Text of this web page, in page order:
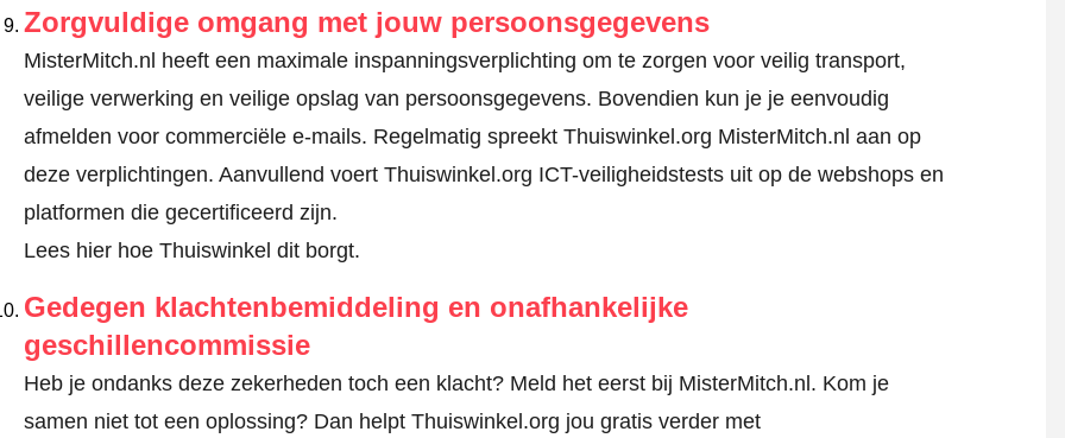
Zorgvuldige omgang met jouw persoonsgegevens
MisterMitch.nl heeft een maximale inspanningsverplichting om te zorgen voor veilig transport,
veilige verwerking en veilige opslag van persoonsgegevens. Bovendien kun je je eenvoudig
afmelden voor commerciële e-mails. Regelmatig spreekt Thuiswinkel.org MisterMitch.nl aan op
deze verplichtingen. Aanvullend voert Thuiswinkel.org ICT-veiligheidstests uit op de webshops en
platformen die gecertificeerd zijn.
Lees hier hoe Thuiswinkel dit borgt.
Gedegen klachtenbemiddeling en onafhankelijke
geschillencommissie
Heb je ondanks deze zekerheden toch een klacht? Meld het eerst bij MisterMitch.nl. Kom je
samen niet tot een oplossing? Dan helpt Thuiswinkel.org jou gratis verder met